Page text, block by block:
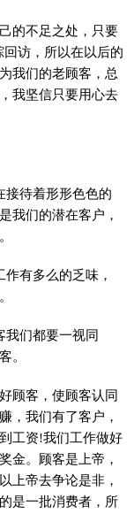
的不足之处，只要
访，所以在以后的
我们的老顾客，总
我坚信只要用心去
接待着形形色色的
我们的潜在客户，
有多么的乏味，
我们都要一视同
。
顾客，使顾客认同
，我们有了客户，
工资!我们工作做好
金。顾客是上帝，
上帝去争论是非，
是一批消费者，所